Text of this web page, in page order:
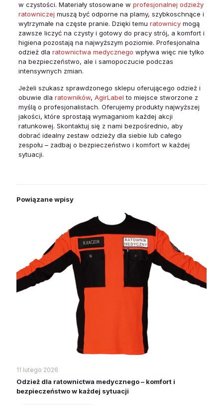
w czystości. Materiały stosowane w profesjonalnej odzieży
ratowniczej muszą być odporne na plamy, szybkoschnące i
wytrzymałe na częste pranie. Dzięki temu ratownicymogą
zawsze liczyć na czysty i gotowy do pracy strój, a komfort i
higiena pozostają na najwyższym poziomie. Profesjonalna
odzież dla ratownictwa medycznego wpływa więc nie tylko
na bezpieczeństwo, ale i samopoczucie podczas
intensywnych zmian.
Jeżeli szukasz sprawdzonego sklepu oferującego odzież i
obuwie dla ratowników, AgirLabel to miejsce stworzone z
myślą o profesjonalistach. Oferujemy produkty najwyższej
jakości, które sprostają wymaganiom każdej akcji
ratunkowej. Skontaktuj się z nami bezpośrednio, aby
dobrać idealny zestaw odzieży dla siebie lub całego
zespołu – zadbaj o bezpieczeństwo i komfort w każdej
sytuacji.
Powiązane wpisy
11 lutego 2026
Odzież dla ratownictwa medycznego – komfort i
bezpieczeństwo w każdej sytuacji